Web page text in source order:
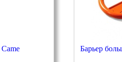
Барьер